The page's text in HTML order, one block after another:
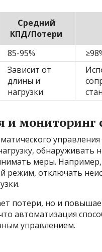
Средний
КПД/Потери
85-95%
Зависит от
длины и
нагрузки
и мониторинг
обнаруживать
меры. Например,
режим, отключать
потери, но и
автоматизация
управлением.